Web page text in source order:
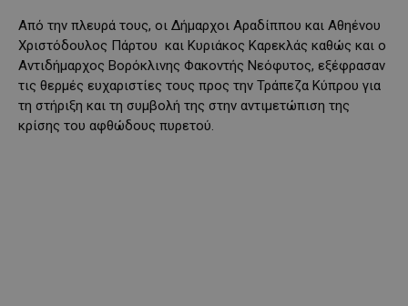
Από την πλευρά τους, οι Δήμαρχοι Αραδίππου και Αθηένου
Χριστόδουλος Πάρτου και Κυριάκος Καρεκλάς καθώς και ο
Αντιδήμαρχος Βορόκλινης Φακοντής Νεόφυτος, εξέφρασαν
τις θερμές ευχαριστίες τους προς την Τράπεζα Κύπρου για
τη στήριξη και τη συμβολή της στην αντιμετώπιση της
κρίσης του αφθώδους πυρετού.